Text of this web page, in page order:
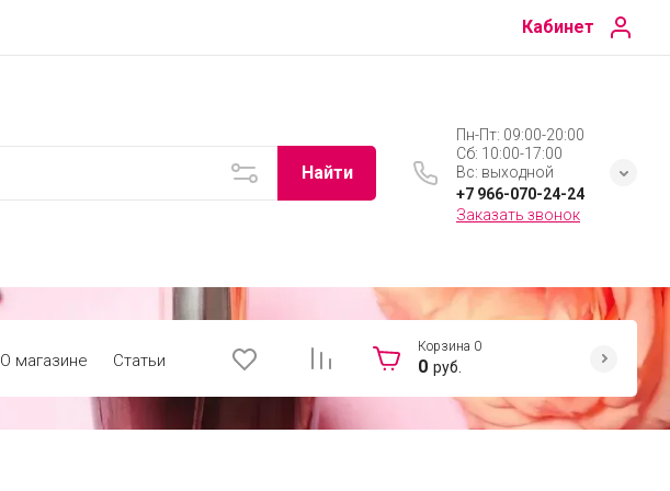
Кабинет
Найти
Пн-Пт: 09:00-20:00
Сб: 10:00-17:00
Вс: выходной
+7 966-070-24-24
Заказать звонок
О магазине Статьи
Корзина 0
0 руб.